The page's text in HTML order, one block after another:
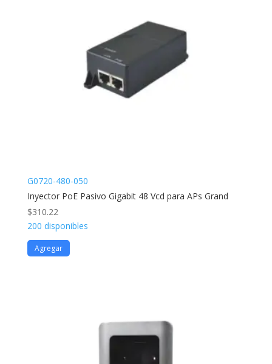
G0720-480-050
Inyector PoE Pasivo Gigabit 48 Vcd para APs Grand
$310.22
200 disponibles
Agregar